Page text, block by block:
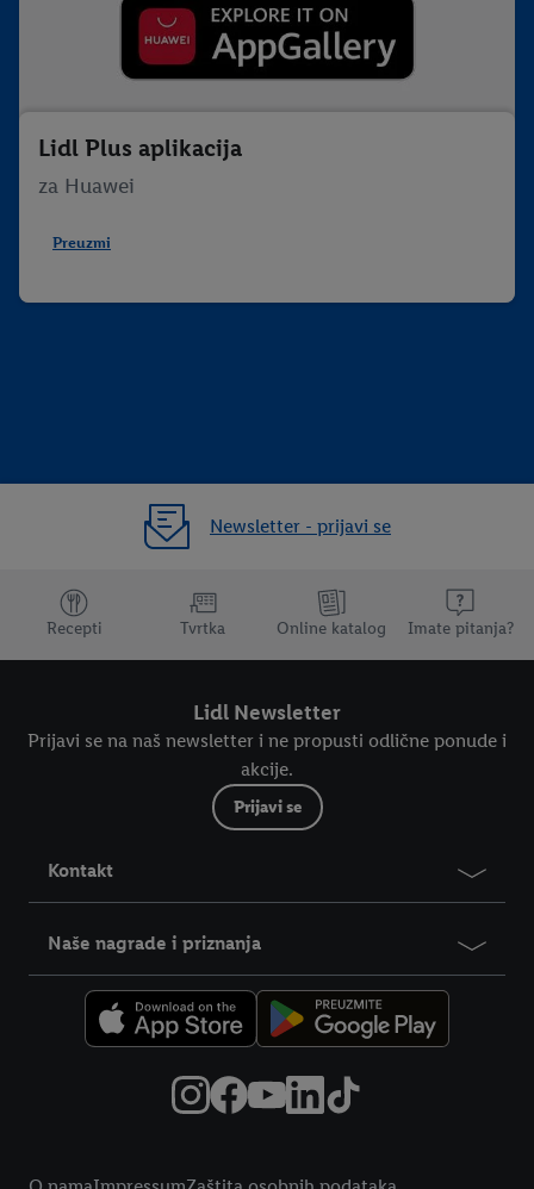
Lidl Plus aplikacija
za Huawei
Preuzmi
Newsletter - prijavi se
Dodatne teme
Recepti Tvrtka Online katalog Imate pitanja?
Lidl Newsletter
Prijavi se na naš newsletter i ne propusti odlične ponude i
akcije.
Prijavi se
Kontakt
Naše nagrade i priznanja